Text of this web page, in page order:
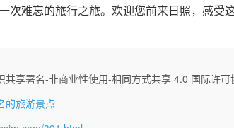
次难忘的旅行之旅。欢迎您前来日照，感受
共享署名-非商业性使用-相同方式共享 4.0 国际许可
的旅游景点